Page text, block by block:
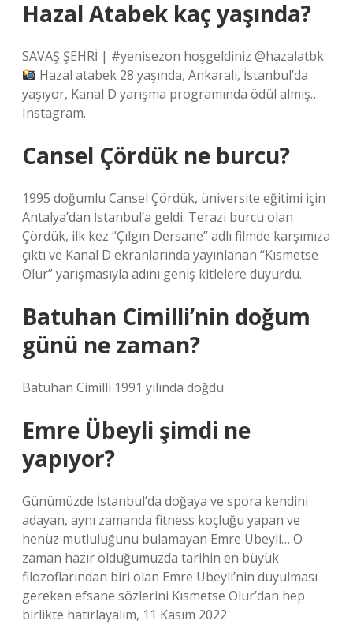
Hazal Atabek kaç yaşında?
SAVAŞ ŞEHRİ | #yenisezon hoşgeldiniz @hazalatbk
Hazal atabek 28 yaşında, Ankaralı, İstanbul’da
yaşıyor, Kanal D yarışma programında ödül almış…
Instagram.
Cansel Çördük ne burcu?
1995 doğumlu Cansel Çördük, üniversite eğitimi için
Antalya’dan İstanbul’a geldi. Terazi burcu olan
Çördük, ilk kez “Çılgın Dersane” adlı filmde karşımıza
çıktı ve Kanal D ekranlarında yayınlanan “Kısmetse
Olur” yarışmasıyla adını geniş kitlelere duyurdu.
Batuhan Cimilli’nin doğum
günü ne zaman?
Batuhan Cimilli 1991 yılında doğdu.
Emre Übeyli şimdi ne
yapıyor?
Günümüzde İstanbul’da doğaya ve spora kendini
adayan, aynı zamanda fitness koçluğu yapan ve
henüz mutluluğunu bulamayan Emre Ubeyli… O
zaman hazır olduğumuzda tarihin en büyük
filozoflarından biri olan Emre Ubeyli’nin duyulması
gereken efsane sözlerini Kısmetse Olur’dan hep
birlikte hatırlayalım, 11 Kasım 2022